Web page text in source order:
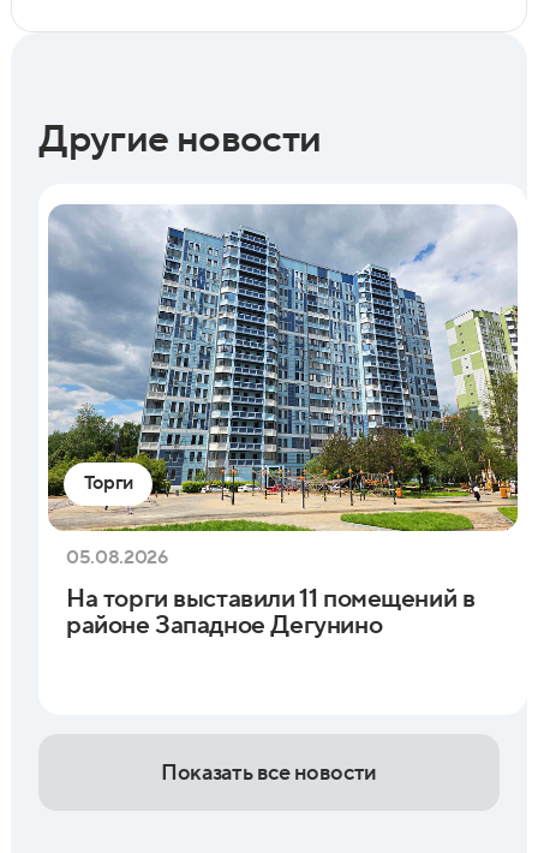
Другие новости
Торги
05.08.2026
На торги выставили 11 помещений в
районе Западное Дегунино
Показать все новости